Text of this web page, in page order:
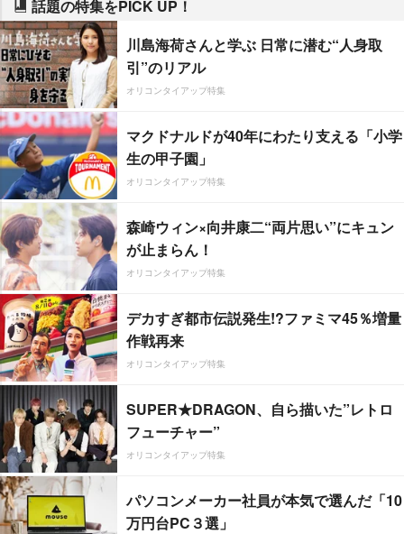
話題の特集をPICK UP！
川島海荷さんと学ぶ 日常に潜む“人身取
引”のリアル
オリコンタイアップ特集
マクドナルドが40年にわたり支える「小学
生の甲子園」
オリコンタイアップ特集
森崎ウィン×向井康二“両片思い”にキュン
が止まらん！
オリコンタイアップ特集
デカすぎ都市伝説発生!?ファミマ45％増量
作戦再来
オリコンタイアップ特集
SUPER★DRAGON、自ら描いた”レトロ
フューチャー”
オリコンタイアップ特集
パソコンメーカー社員が本気で選んだ「10
万円台PC３選」